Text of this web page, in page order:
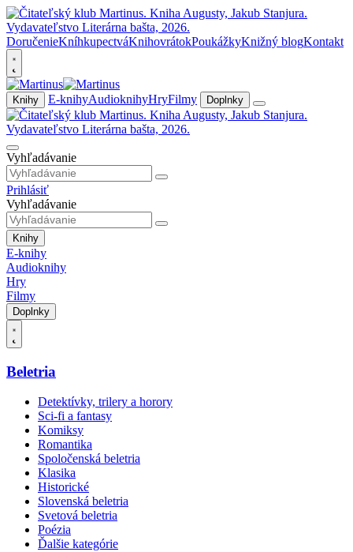
DoručenieKníhkupectváKnihovrátokPoukážkyKnižný blogKontakt
Knihy E-knihyAudioknihyHryFilmy Doplnky
Vyhľadávanie
Prihlásiť
Vyhľadávanie
Knihy
E-knihy
Audioknihy
Hry
Filmy
Doplnky
Beletria
Detektívky, trilery a horory
Sci-fi a fantasy
Komiksy
Romantika
Spoločenská beletria
Klasika
Historické
Slovenská beletria
Svetová beletria
Poézia
Ďalšie kategórie